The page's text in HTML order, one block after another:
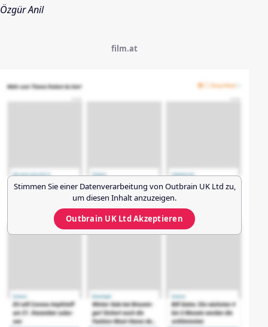
Özgür Anil
film.at
Stimmen Sie einer Datenverarbeitung von Outbrain UK Ltd zu,
um diesen Inhalt anzuzeigen.
Outbrain UK LtdAkzeptieren